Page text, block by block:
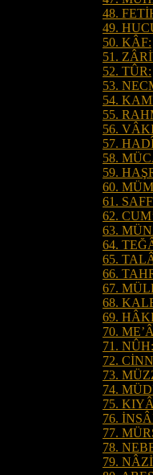
48.
49.
50. KÂF:
51.
52. TÛR:
53.
54.
55.
56.
57.
58.
59.
60.
61.
62.
63.
64.
65.
66.
67.
68.
69.
70.
71. NÛH:
72.
73.
74.
75.
76.
77.
78.
79.